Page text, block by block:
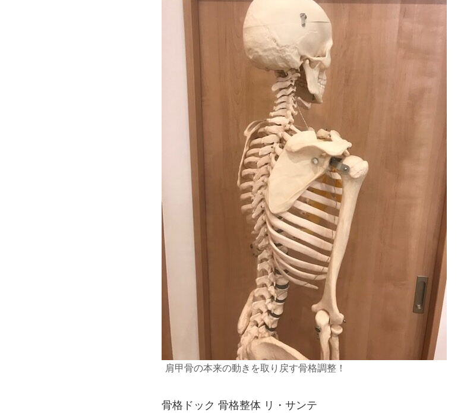
肩甲骨の本来の動きを取り戻す骨格調整！
骨格ドック 骨格整体 リ・サンテ